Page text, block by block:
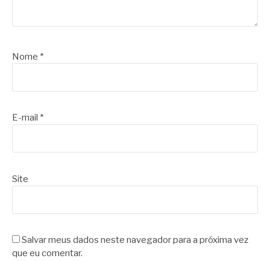
Nome *
E-mail *
Site
Salvar meus dados neste navegador para a próxima vez
que eu comentar.